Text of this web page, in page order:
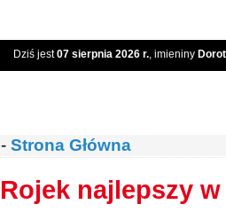
Dziś jest07 sierpnia 2026 r., imieniny
- Strona Główna
Rojek najlepszy